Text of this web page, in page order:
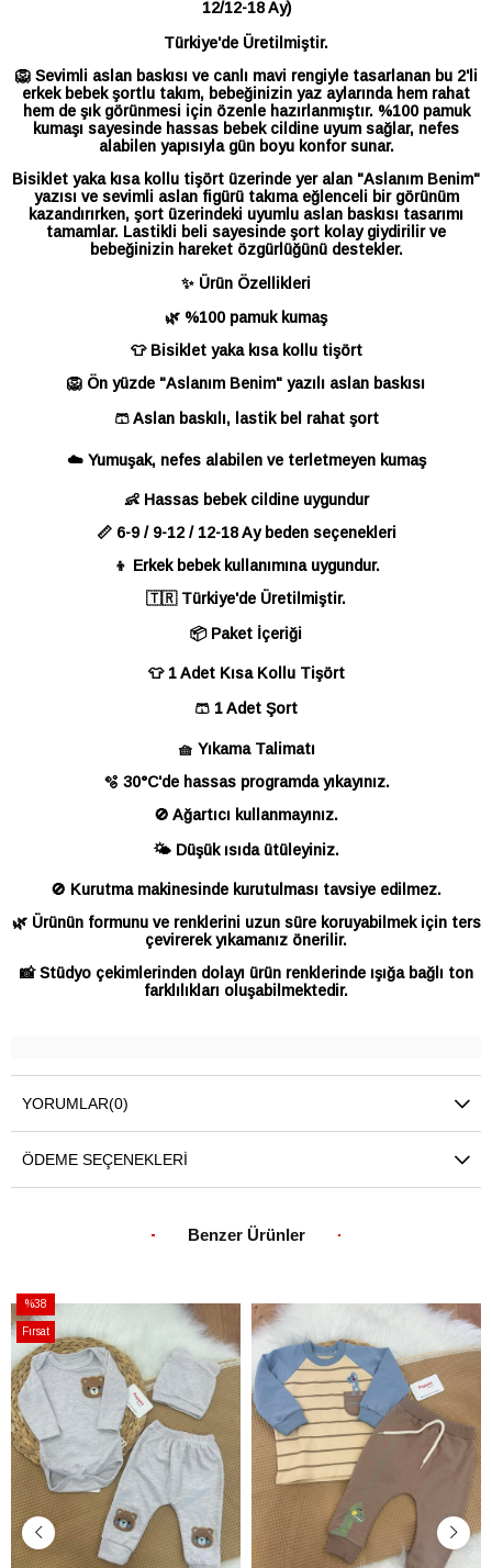
12/12-18 Ay)
Türkiye'de Üretilmiştir.
🦁 Sevimli aslan baskısı ve canlı mavi rengiyle tasarlanan bu 2'li
erkek bebek şortlu takım, bebeğinizin yaz aylarında hem rahat
hem de şık görünmesi için özenle hazırlanmıştır. %100 pamuk
kumaşı sayesinde hassas bebek cildine uyum sağlar, nefes
alabilen yapısıyla gün boyu konfor sunar.
Bisiklet yaka kısa kollu tişört üzerinde yer alan "Aslanım Benim"
yazısı ve sevimli aslan figürü takıma eğlenceli bir görünüm
kazandırırken, şort üzerindeki uyumlu aslan baskısı tasarımı
tamamlar. Lastikli beli sayesinde şort kolay giydirilir ve
bebeğinizin hareket özgürlüğünü destekler.
✨ Ürün Özellikleri
🌿 %100 pamuk kumaş
👕 Bisiklet yaka kısa kollu tişört
🦁 Ön yüzde "Aslanım Benim" yazılı aslan baskısı
🩳 Aslan baskılı, lastik bel rahat şort
☁️ Yumuşak, nefes alabilen ve terletmeyen kumaş
👶 Hassas bebek cildine uygundur
📏 6-9 / 9-12 / 12-18 Ay beden seçenekleri
👦 Erkek bebek kullanımına uygundur.
🇹🇷 Türkiye'de Üretilmiştir.
📦 Paket İçeriği
👕 1 Adet Kısa Kollu Tişört
🩳 1 Adet Şort
🧺 Yıkama Talimatı
🫧 30°C'de hassas programda yıkayınız.
🚫 Ağartıcı kullanmayınız.
🌤️ Düşük ısıda ütüleyiniz.
🚫 Kurutma makinesinde kurutulması tavsiye edilmez.
🌿 Ürünün formunu ve renklerini uzun süre koruyabilmek için ters
çevirerek yıkamanız önerilir.
📸 Stüdyo çekimlerinden dolayı ürün renklerinde ışığa bağlı ton
farklılıkları oluşabilmektedir.
YORUMLAR(0)
ÖDEME SEÇENEKLERI
Benzer Ürünler
%38
İndirim
%38İndirim
Fırsat
Ürünü